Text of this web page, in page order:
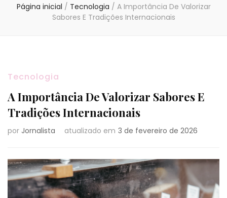
Página inicial / Tecnologia / A Importância De Valorizar
Sabores E Tradições Internacionais
Tecnologia
A Importância De Valorizar Sabores E
Tradições Internacionais
por Jornalista atualizado em 3 de fevereiro de 2026